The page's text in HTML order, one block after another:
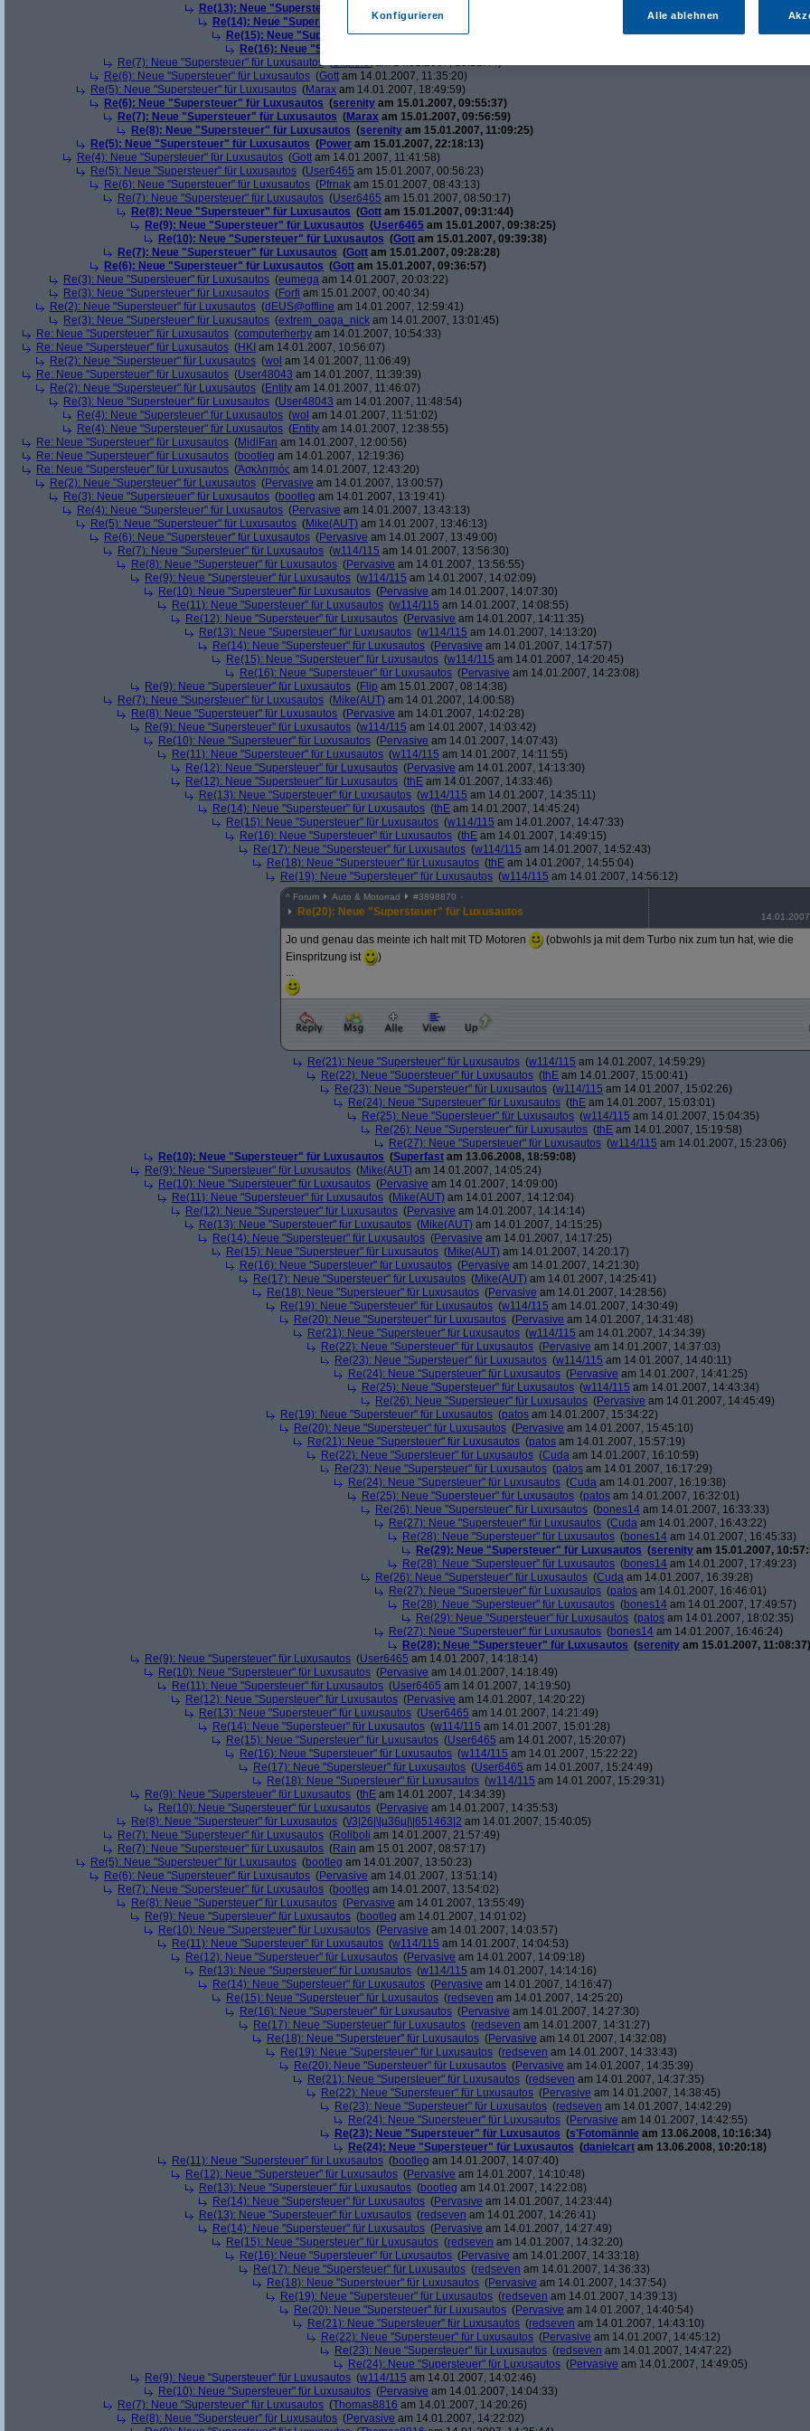
Re(13): Neue "Supersteuer" für Luxusautos
Re(14): Neue "Supersteuer" für Luxusautos(
Re(15): Neue "Supersteuer" für Luxusautos(wol
Re(16): Neue "Supersteuer" für Luxusautos
Re(7): Neue "Supersteuer" für Luxusautos(Slipknotam 14.01.2007, 15:12:44)
Re(6): Neue "Supersteuer" für Luxusautos (Gott am 14.01.2007, 11:35:20)
Re(5): Neue "Supersteuer" für Luxusautos (Marax am 14.01.2007, 18:49:59)
Re(6): Neue "Supersteuer" für Luxusautos (serenity am 15.01.2007, 09:55:37)
Re(7): Neue "Supersteuer" für Luxusautos (Marax am 15.01.2007, 09:56:59)
Re(8): Neue "Supersteuer" für Luxusautos (serenity am 15.01.2007, 11:09:25)
Re(5): Neue "Supersteuer" für Luxusautos (Power am 15.01.2007, 22:18:13)
Re(4): Neue "Supersteuer" für Luxusautos (Gott am 14.01.2007, 11:41:58)
Re(5): Neue "Supersteuer" für Luxusautos (User6465 am 15.01.2007, 00:56:23)
Re(6): Neue "Supersteuer" für Luxusautos (Pfrnak am 15.01.2007, 08:43:13)
Re(7): Neue "Supersteuer" für Luxusautos (User6465 am 15.01.2007, 08:50:17)
Re(8): Neue "Supersteuer" für Luxusautos (Gott am 15.01.2007, 09:31:44)
Re(9): Neue "Supersteuer" für Luxusautos (User6465 am 15.01.2007, 09:38:25)
Re(10): Neue "Supersteuer" für Luxusautos (Gott am 15.01.2007, 09:39:38)
Re(7): Neue "Supersteuer" für Luxusautos (Gott am 15.01.2007, 09:28:28)
Re(6): Neue "Supersteuer" für Luxusautos (Gott am 15.01.2007, 09:36:57)
Re(3): Neue "Supersteuer" für Luxusautos (eumega am 14.01.2007, 20:03:22)
Re(3): Neue "Supersteuer" für Luxusautos (Forfi am 15.01.2007, 00:40:34)
Re(2): Neue "Supersteuer" für Luxusautos (dEUS@offline am 14.01.2007, 12:59:41)
Re(3): Neue "Supersteuer" für Luxusautos (extrem_oaga_nick am 14.01.2007, 13:01:45)
Re: Neue "Supersteuer" für Luxusautos (computerherby am 14.01.2007, 10:54:33)
Re: Neue "Supersteuer" für Luxusautos (HKI am 14.01.2007, 10:56:07)
Re(2): Neue "Supersteuer" für Luxusautos (wol am 14.01.2007, 11:06:49)
Re: Neue "Supersteuer" für Luxusautos (User48043 am 14.01.2007, 11:39:39)
Re(2): Neue "Supersteuer" für Luxusautos (Entity am 14.01.2007, 11:46:07)
Re(3): Neue "Supersteuer" für Luxusautos (User48043 am 14.01.2007, 11:48:54)
Re(4): Neue "Supersteuer" für Luxusautos (wol am 14.01.2007, 11:51:02)
Re(4): Neue "Supersteuer" für Luxusautos (Entity am 14.01.2007, 12:38:55)
Re: Neue "Supersteuer" für Luxusautos (MidiFan am 14.01.2007, 12:00:56)
Re: Neue "Supersteuer" für Luxusautos (bootleg am 14.01.2007, 12:19:36)
Re: Neue "Supersteuer" für Luxusautos (Ἀσκληπιός am 14.01.2007, 12:43:20)
Re(2): Neue "Supersteuer" für Luxusautos (Pervasive am 14.01.2007, 13:00:57)
Re(3): Neue "Supersteuer" für Luxusautos (bootleg am 14.01.2007, 13:19:41)
Re(4): Neue "Supersteuer" für Luxusautos (Pervasive am 14.01.2007, 13:43:13)
Re(5): Neue "Supersteuer" für Luxusautos (Mike(AUT) am 14.01.2007, 13:46:13)
Re(6): Neue "Supersteuer" für Luxusautos (Pervasive am 14.01.2007, 13:49:00)
Re(7): Neue "Supersteuer" für Luxusautos (w114/115 am 14.01.2007, 13:56:30)
Re(8): Neue "Supersteuer" für Luxusautos (Pervasive am 14.01.2007, 13:56:55)
Re(9): Neue "Supersteuer" für Luxusautos (w114/115 am 14.01.2007, 14:02:09)
Re(10): Neue "Supersteuer" für Luxusautos (Pervasive am 14.01.2007, 14:07:30)
Re(11): Neue "Supersteuer" für Luxusautos (w114/115 am 14.01.2007, 14:08:55)
Re(12): Neue "Supersteuer" für Luxusautos (Pervasive am 14.01.2007, 14:11:35)
Re(13): Neue "Supersteuer" für Luxusautos (w114/115 am 14.01.2007, 14:13:20)
Re(14): Neue "Supersteuer" für Luxusautos (Pervasive am 14.01.2007, 14:17:57)
Re(15): Neue "Supersteuer" für Luxusautos (w114/115 am 14.01.2007, 14:20:45)
Re(16): Neue "Supersteuer" für Luxusautos (Pervasive am 14.01.2007, 14:23:08)
Re(9): Neue "Supersteuer" für Luxusautos (Flip am 15.01.2007, 08:14:38)
Re(7): Neue "Supersteuer" für Luxusautos (Mike(AUT) am 14.01.2007, 14:00:58)
Re(8): Neue "Supersteuer" für Luxusautos (Pervasive am 14.01.2007, 14:02:28)
Re(9): Neue "Supersteuer" für Luxusautos (w114/115 am 14.01.2007, 14:03:42)
Re(10): Neue "Supersteuer" für Luxusautos (Pervasive am 14.01.2007, 14:07:43)
Re(11): Neue "Supersteuer" für Luxusautos (w114/115 am 14.01.2007, 14:11:55)
Re(12): Neue "Supersteuer" für Luxusautos (Pervasive am 14.01.2007, 14:13:30)
Re(12): Neue "Supersteuer" für Luxusautos (thE am 14.01.2007, 14:33:46)
Re(13): Neue "Supersteuer" für Luxusautos (w114/115 am 14.01.2007, 14:35:11)
Re(14): Neue "Supersteuer" für Luxusautos (thE am 14.01.2007, 14:45:24)
Re(15): Neue "Supersteuer" für Luxusautos (w114/115 am 14.01.2007, 14:47:33)
Re(16): Neue "Supersteuer" für Luxusautos (thE am 14.01.2007, 14:49:15)
Re(17): Neue "Supersteuer" für Luxusautos (w114/115 am 14.01.2007, 14:52:43)
Re(18): Neue "Supersteuer" für Luxusautos (thE am 14.01.2007, 14:55:04)
Re(19): Neue "Supersteuer" für Luxusautos (w114/115 am 14.01.2007, 14:56:12)
^ Forum Auto & Motorrad #3898870
Re(20): Neue "Supersteuer" für Luxusautos
Jo und genau das meinte ich halt mit TD Motoren
(obwohls ja mit dem Turbo nix zum tun hat, wie die
Einspritzung ist
)
...
Re(21): Neue "Supersteuer" für Luxusautos (w114/115 am 14.01.2007, 14:59:29)
Re(22): Neue "Supersteuer" für Luxusautos (thE am 14.01.2007, 15:00:41)
Re(23): Neue "Supersteuer" für Luxusautos (w114/115 am 14.01.2007, 15:02:26)
Re(24): Neue "Supersteuer" für Luxusautos (thE am 14.01.2007, 15:03:01)
Re(25): Neue "Supersteuer" für Luxusautos (w114/115 am 14.01.2007, 15:04:35)
Re(26): Neue "Supersteuer" für Luxusautos (thE am 14.01.2007, 15:19:58)
Re(27): Neue "Supersteuer" für Luxusautos (w114/115 am 14.01.2007, 15:23:06)
Re(10): Neue "Supersteuer" für Luxusautos (Superfast am 13.06.2008, 18:59:08)
Re(9): Neue "Supersteuer" für Luxusautos (Mike(AUT) am 14.01.2007, 14:05:24)
Re(10): Neue "Supersteuer" für Luxusautos (Pervasive am 14.01.2007, 14:09:00)
Re(11): Neue "Supersteuer" für Luxusautos (Mike(AUT) am 14.01.2007, 14:12:04)
Re(12): Neue "Supersteuer" für Luxusautos (Pervasive am 14.01.2007, 14:14:14)
Re(13): Neue "Supersteuer" für Luxusautos (Mike(AUT) am 14.01.2007, 14:15:25)
Re(14): Neue "Supersteuer" für Luxusautos (Pervasive am 14.01.2007, 14:17:25)
Re(15): Neue "Supersteuer" für Luxusautos (Mike(AUT) am 14.01.2007, 14:20:17)
Re(16): Neue "Supersteuer" für Luxusautos (Pervasive am 14.01.2007, 14:21:30)
Re(17): Neue "Supersteuer" für Luxusautos (Mike(AUT) am 14.01.2007, 14:25:41)
Re(18): Neue "Supersteuer" für Luxusautos (Pervasive am 14.01.2007, 14:28:56)
Re(19): Neue "Supersteuer" für Luxusautos (w114/115 am 14.01.2007, 14:30:49)
Re(20): Neue "Supersteuer" für Luxusautos (Pervasive am 14.01.2007, 14:31:48)
Re(21): Neue "Supersteuer" für Luxusautos (w114/115 am 14.01.2007, 14:34:39)
Re(22): Neue "Supersteuer" für Luxusautos (Pervasive am 14.01.2007, 14:37:03)
Re(23): Neue "Supersteuer" für Luxusautos (w114/115 am 14.01.2007, 14:40:11)
Re(24): Neue "Supersteuer" für Luxusautos (Pervasive am 14.01.2007, 14:41:25)
Re(25): Neue "Supersteuer" für Luxusautos (w114/115 am 14.01.2007, 14:43:34)
Re(26): Neue "Supersteuer" für Luxusautos (Pervasive am 14.01.2007, 14:45:49)
Re(19): Neue "Supersteuer" für Luxusautos (patos am 14.01.2007, 15:34:22)
Re(20): Neue "Supersteuer" für Luxusautos (Pervasive am 14.01.2007, 15:45:10)
Re(21): Neue "Supersteuer" für Luxusautos (patos am 14.01.2007, 15:57:19)
Re(22): Neue "Supersteuer" für Luxusautos (Cuda am 14.01.2007, 16:10:59)
Re(23): Neue "Supersteuer" für Luxusautos (patos am 14.01.2007, 16:17:29)
Re(24): Neue "Supersteuer" für Luxusautos (Cuda am 14.01.2007, 16:19:38)
Re(25): Neue "Supersteuer" für Luxusautos (patos am 14.01.2007, 16:32:01)
Re(26): Neue "Supersteuer" für Luxusautos (bones14 am 14.01.2007, 16:33:33)
Re(27): Neue "Supersteuer" für Luxusautos (Cuda am 14.01.2007, 16:43:22)
Re(28): Neue "Supersteuer" für Luxusautos (bones14 am 14.01.2007, 16:45:33)
Re(29): Neue "Supersteuer" für Luxusautos (serenity am 15.01.2007,
Re(28): Neue "Supersteuer" für Luxusautos (bones14 am 14.01.2007, 17:49:23)
Re(26): Neue "Supersteuer" für Luxusautos (Cuda am 14.01.2007, 16:39:28)
Re(27): Neue "Supersteuer" für Luxusautos (patos am 14.01.2007, 16:46:01)
Re(28): Neue "Supersteuer" für Luxusautos (bones14 am 14.01.2007, 17:49:57)
Re(29): Neue "Supersteuer" für Luxusautos (patos am 14.01.2007, 18:02:35)
Re(27): Neue "Supersteuer" für Luxusautos (bones14 am 14.01.2007, 16:46:24)
Re(28): Neue "Supersteuer" für Luxusautos (serenity am 15.01.2007, 11:08:37)
Re(9): Neue "Supersteuer" für Luxusautos (User6465 am 14.01.2007, 14:18:14)
Re(10): Neue "Supersteuer" für Luxusautos (Pervasive am 14.01.2007, 14:18:49)
Re(11): Neue "Supersteuer" für Luxusautos (User6465 am 14.01.2007, 14:19:50)
Re(12): Neue "Supersteuer" für Luxusautos (Pervasive am 14.01.2007, 14:20:22)
Re(13): Neue "Supersteuer" für Luxusautos (User6465 am 14.01.2007, 14:21:49)
Re(14): Neue "Supersteuer" für Luxusautos (w114/115 am 14.01.2007, 15:01:28)
Re(15): Neue "Supersteuer" für Luxusautos (User6465 am 14.01.2007, 15:20:07)
Re(16): Neue "Supersteuer" für Luxusautos (w114/115 am 14.01.2007, 15:22:22)
Re(17): Neue "Supersteuer" für Luxusautos (User6465 am 14.01.2007, 15:24:49)
Re(18): Neue "Supersteuer" für Luxusautos (w114/115 am 14.01.2007, 15:29:31)
Re(9): Neue "Supersteuer" für Luxusautos (thE am 14.01.2007, 14:34:39)
Re(10): Neue "Supersteuer" für Luxusautos (Pervasive am 14.01.2007, 14:35:53)
Re(8): Neue "Supersteuer" für Luxusautos (\/3|26|\|µ36µ|\|651463|2 am 14.01.2007, 15:40:05)
Re(7): Neue "Supersteuer" für Luxusautos (Roliboli am 14.01.2007, 21:57:49)
Re(7): Neue "Supersteuer" für Luxusautos (Rain am 15.01.2007, 08:57:17)
Re(5): Neue "Supersteuer" für Luxusautos (bootleg am 14.01.2007, 13:50:23)
Re(6): Neue "Supersteuer" für Luxusautos (Pervasive am 14.01.2007, 13:51:14)
Re(7): Neue "Supersteuer" für Luxusautos (bootleg am 14.01.2007, 13:54:02)
Re(8): Neue "Supersteuer" für Luxusautos (Pervasive am 14.01.2007, 13:55:49)
Re(9): Neue "Supersteuer" für Luxusautos (bootleg am 14.01.2007, 14:01:02)
Re(10): Neue "Supersteuer" für Luxusautos (Pervasive am 14.01.2007, 14:03:57)
Re(11): Neue "Supersteuer" für Luxusautos (w114/115 am 14.01.2007, 14:04:53)
Re(12): Neue "Supersteuer" für Luxusautos (Pervasive am 14.01.2007, 14:09:18)
Re(13): Neue "Supersteuer" für Luxusautos (w114/115 am 14.01.2007, 14:14:16)
Re(14): Neue "Supersteuer" für Luxusautos (Pervasive am 14.01.2007, 14:16:47)
Re(15): Neue "Supersteuer" für Luxusautos (redseven am 14.01.2007, 14:25:20)
Re(16): Neue "Supersteuer" für Luxusautos (Pervasive am 14.01.2007, 14:27:30)
Re(17): Neue "Supersteuer" für Luxusautos (redseven am 14.01.2007, 14:31:27)
Re(18): Neue "Supersteuer" für Luxusautos (Pervasive am 14.01.2007, 14:32:08)
Re(19): Neue "Supersteuer" für Luxusautos (redseven am 14.01.2007, 14:33:43)
Re(20): Neue "Supersteuer" für Luxusautos (Pervasive am 14.01.2007, 14:35:39)
Re(21): Neue "Supersteuer" für Luxusautos (redseven am 14.01.2007, 14:37:35)
Re(22): Neue "Supersteuer" für Luxusautos (Pervasive am 14.01.2007, 14:38:45)
Re(23): Neue "Supersteuer" für Luxusautos (redseven am 14.01.2007, 14:42:29)
Re(24): Neue "Supersteuer" für Luxusautos (Pervasive am 14.01.2007, 14:42:55)
Re(23): Neue "Supersteuer" für Luxusautos (s'Fotomännle am 13.06.2008, 10:16:34)
Re(24): Neue "Supersteuer" für Luxusautos (danielcart am 13.06.2008, 10:20:18)
Re(11): Neue "Supersteuer" für Luxusautos (bootleg am 14.01.2007, 14:07:40)
Re(12): Neue "Supersteuer" für Luxusautos (Pervasive am 14.01.2007, 14:10:48)
Re(13): Neue "Supersteuer" für Luxusautos (bootleg am 14.01.2007, 14:22:08)
Re(14): Neue "Supersteuer" für Luxusautos (Pervasive am 14.01.2007, 14:23:44)
Re(13): Neue "Supersteuer" für Luxusautos (redseven am 14.01.2007, 14:26:41)
Re(14): Neue "Supersteuer" für Luxusautos (Pervasive am 14.01.2007, 14:27:49)
Re(15): Neue "Supersteuer" für Luxusautos (redseven am 14.01.2007, 14:32:20)
Re(16): Neue "Supersteuer" für Luxusautos (Pervasive am 14.01.2007, 14:33:18)
Re(17): Neue "Supersteuer" für Luxusautos (redseven am 14.01.2007, 14:36:33)
Re(18): Neue "Supersteuer" für Luxusautos (Pervasive am 14.01.2007, 14:37:54)
Re(19): Neue "Supersteuer" für Luxusautos (redseven am 14.01.2007, 14:39:13)
Re(20): Neue "Supersteuer" für Luxusautos (Pervasive am 14.01.2007, 14:40:54)
Re(21): Neue "Supersteuer" für Luxusautos (redseven am 14.01.2007, 14:43:10)
Re(22): Neue "Supersteuer" für Luxusautos (Pervasive am 14.01.2007, 14:45:12)
Re(23): Neue "Supersteuer" für Luxusautos (redseven am 14.01.2007, 14:47:22)
Re(24): Neue "Supersteuer" für Luxusautos (Pervasive am 14.01.2007, 14:49:05)
Re(9): Neue "Supersteuer" für Luxusautos (w114/115 am 14.01.2007, 14:02:46)
Re(10): Neue "Supersteuer" für Luxusautos (Pervasive am 14.01.2007, 14:04:33)
Re(7): Neue "Supersteuer" für Luxusautos (Thomas8816 am 14.01.2007, 14:20:26)
Re(8): Neue "Supersteuer" für Luxusautos (Pervasive am 14.01.2007, 14:22:02)
Konfigurieren Alle ablehnen